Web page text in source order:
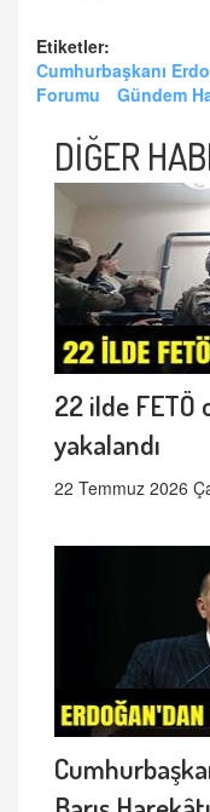
Etiketler:
Cumhurbaşkanı
Forumu
Gündem
DİĞER
22 ilde FETÖ
yakalandı
22 Temmuz 2026